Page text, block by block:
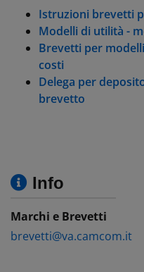
Istruzioni brevetti
Modelli di utilità -
Brevetti per
costi
Delega per
brevetto
Info
Marchi e Brevetti
brevetti@va.camcom.it